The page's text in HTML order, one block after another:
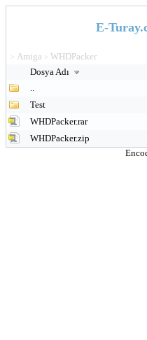
E-
> Amiga > WHDPacker
Dosya Adı
..
Test
WHDPacker.rar
WHDPacker.zip